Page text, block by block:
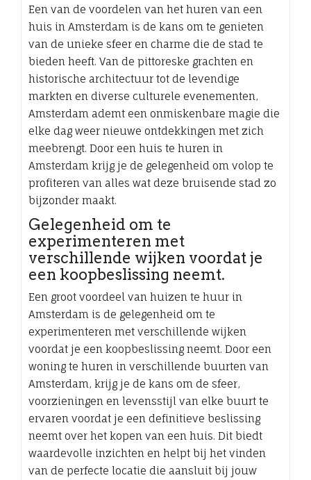
Een van de voordelen van het huren van een
huis in Amsterdam is de kans om te genieten
van de unieke sfeer en charme die de stad te
bieden heeft. Van de pittoreske grachten en
historische architectuur tot de levendige
markten en diverse culturele evenementen,
Amsterdam ademt een onmiskenbare magie die
elke dag weer nieuwe ontdekkingen met zich
meebrengt. Door een huis te huren in
Amsterdam krijg je de gelegenheid om volop te
profiteren van alles wat deze bruisende stad zo
bijzonder maakt.
Gelegenheid om te
experimenteren met
verschillende wijken voordat je
een koopbeslissing neemt.
Een groot voordeel van huizen te huur in
Amsterdam is de gelegenheid om te
experimenteren met verschillende wijken
voordat je een koopbeslissing neemt. Door een
woning te huren in verschillende buurten van
Amsterdam, krijg je de kans om de sfeer,
voorzieningen en levensstijl van elke buurt te
ervaren voordat je een definitieve beslissing
neemt over het kopen van een huis. Dit biedt
waardevolle inzichten en helpt bij het vinden
van de perfecte locatie die aansluit bij jouw